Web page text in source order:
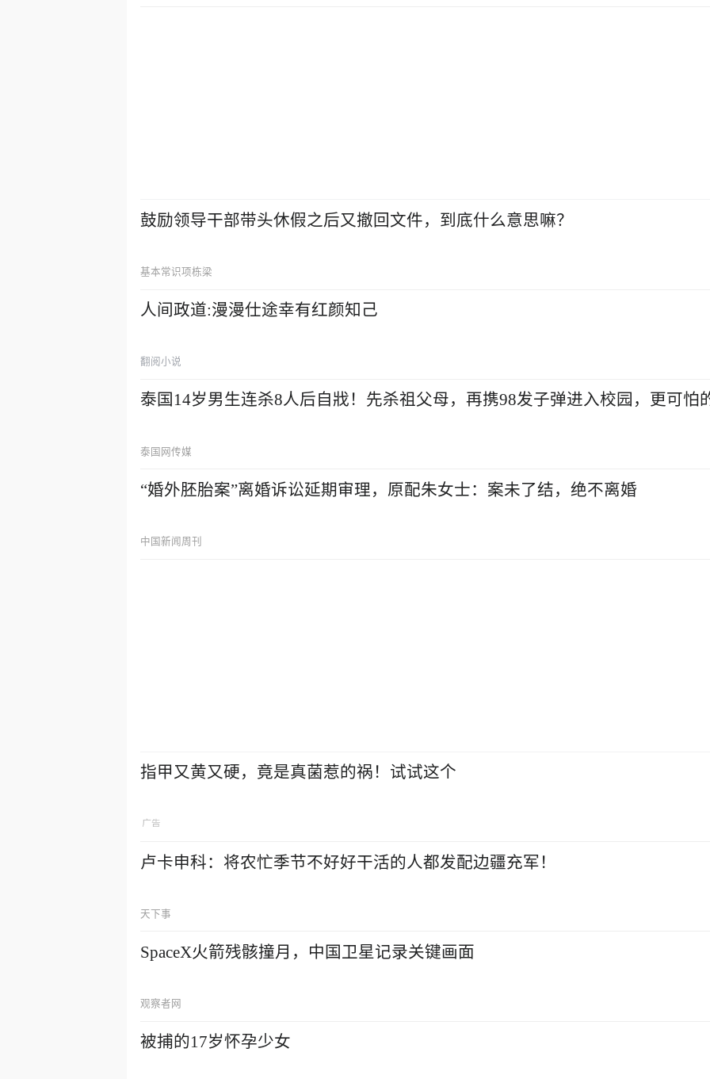
鼓励领导干部带头休假之后又撤回文件，到底什么意思嘛？
基本常识项栋梁
人间政道:漫漫仕途幸有红颜知己
翻阅小说
泰国14岁男生连杀8人后自戕！先杀祖父母，再携98发子弹进入校园，更可怕
泰国网传媒
“婚外胚胎案”离婚诉讼延期审理，原配朱女士：案未了结，绝不离婚
中国新闻周刊
指甲又黄又硬，竟是真菌惹的祸！试试这个
卢卡申科：将农忙季节不好好干活的人都发配边疆充军！
天下事
SpaceX火箭残骸撞月，中国卫星记录关键画面
观察者网
被捕的17岁怀孕少女